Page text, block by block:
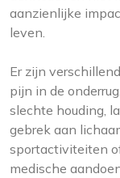
aanzienlijke
leven.
Er zijn
pijn in de
slechte houding,
gebrek aan
sportactiviteiten
medische